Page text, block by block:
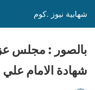
شهابية نيوز .كوم
بالصور : مجلس
شهادة الامام